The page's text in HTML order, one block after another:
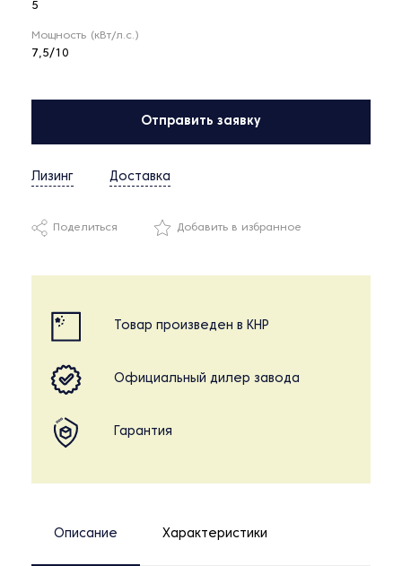
5
Мощность (кВт/л.с.)
7,5/10
Отправить заявку
Лизинг Доставка
Поделиться Добавить в избранное
Товар произведен в КНР
Официальный дилер завода
Гарантия
Описание Характеристики